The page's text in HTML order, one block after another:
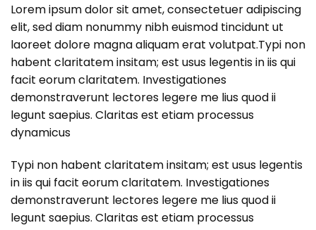
Lorem ipsum dolor sit amet, consectetuer adipiscing
elit, sed diam nonummy nibh euismod tincidunt ut
laoreet dolore magna aliquam erat volutpat.Typi non
habent claritatem insitam; est usus legentis in iis qui
facit eorum claritatem. Investigationes
demonstraverunt lectores legere me lius quod ii
legunt saepius. Claritas est etiam processus
dynamicus
Typi non habent claritatem insitam; est usus legentis
in iis qui facit eorum claritatem. Investigationes
demonstraverunt lectores legere me lius quod ii
legunt saepius. Claritas est etiam processus